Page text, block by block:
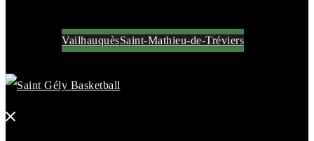
VailhauquèsSaint-Mathieu-de-Tréviers
Fermer